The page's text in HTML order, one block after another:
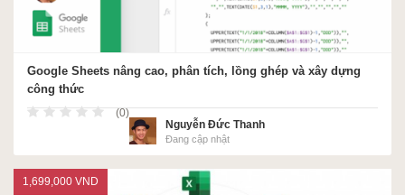
Google Sheets nâng cao, phân tích, lồng ghép và xây dựng
công thức
(0)
Nguyễn Đức Thanh
Đang cập nhật
1,699,000 VND